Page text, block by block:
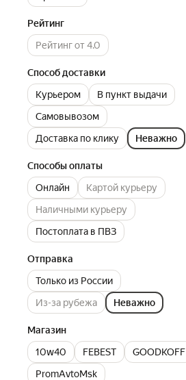
Рейтинг
Рейтинг от 4.0
Способ доставки
Курьером
В пункт выдачи
Самовывозом
Доставка по клику
Неважно
Способы оплаты
Онлайн
Картой курьеру
Наличными курьеру
Постоплата в ПВЗ
Отправка
Только из России
Из-за рубежа
Неважно
Магазин
10w40
FEBEST
GOODKOFF
PromAvtoMsk